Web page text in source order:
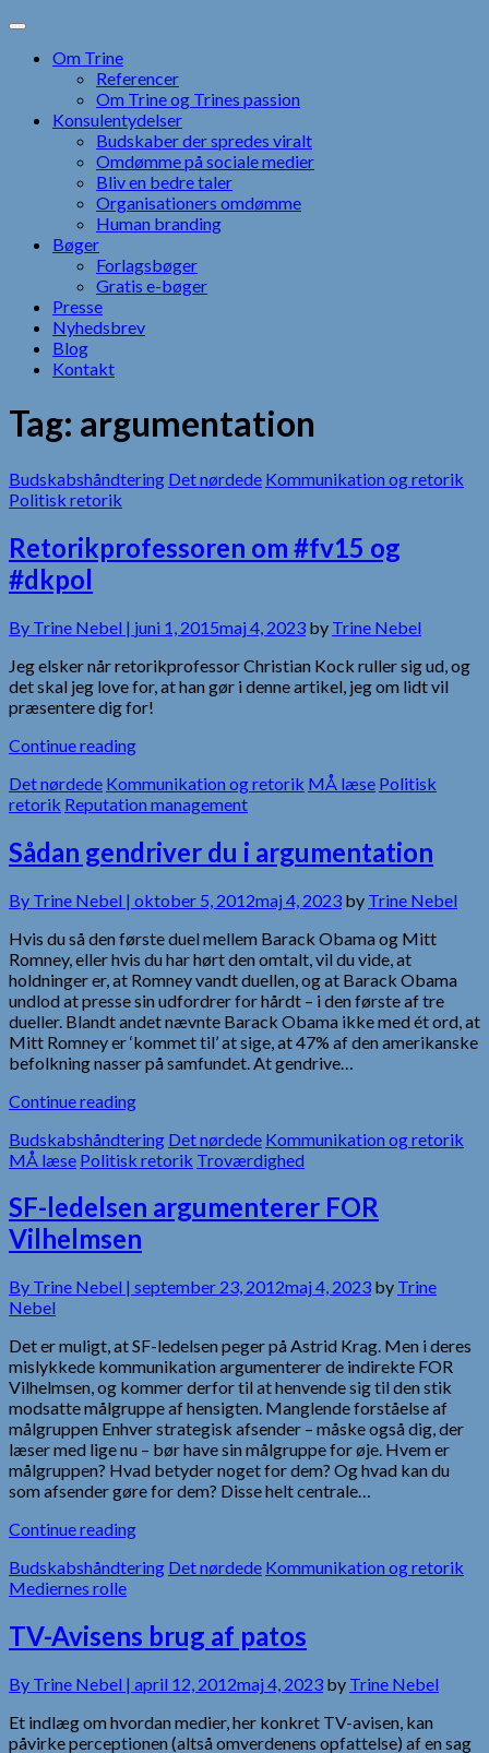
Skip
contentOm Trine
Referencer
Om Trine og Trines passion
Konsulentydelser
Budskaber der spredes viralt
Omdømme på sociale medier
Bliv en bedre taler
Organisationers omdømme
Human branding
Bøger
Forlagsbøger
Gratis e-bøger
Presse
Nyhedsbrev
Blog
Kontakt
Tag: argumentation
Budskabshåndtering Det nørdede Kommunikation og retorik
Politisk retorik
Retorikprofessoren om #fv15 og
#dkpol
By Trine Nebel | juni 1, 2015maj 4, 2023 by Trine Nebel
Jeg elsker når retorikprofessor Christian Kock ruller sig ud, og
det skal jeg love for, at han gør i denne artikel, jeg om lidt vil
præsentere dig for!
Continue reading
Det nørdede Kommunikation og retorik MÅ læse Politisk
retorik Reputation management
Sådan gendriver du i argumentation
By Trine Nebel | oktober 5, 2012maj 4, 2023 by Trine Nebel
Hvis du så den første duel mellem Barack Obama og Mitt
Romney, eller hvis du har hørt den omtalt, vil du vide, at
holdninger er, at Romney vandt duellen, og at Barack Obama
undlod at presse sin udfordrer for hårdt – i den første af tre
dueller. Blandt andet nævnte Barack Obama ikke med ét ord, at
Mitt Romney er ‘kommet til’ at sige, at 47% af den amerikanske
befolkning nasser på samfundet. At gendrive…
Continue reading
Budskabshåndtering Det nørdede Kommunikation og retorik
MÅ læse Politisk retorik Troværdighed
SF-ledelsen argumenterer FOR
Vilhelmsen
By Trine Nebel | september 23, 2012maj 4, 2023 by Trine
Nebel
Det er muligt, at SF-ledelsen peger på Astrid Krag. Men i deres
mislykkede kommunikation argumenterer de indirekte FOR
Vilhelmsen, og kommer derfor til at henvende sig til den stik
modsatte målgruppe af hensigten. Manglende forståelse af
målgruppen Enhver strategisk afsender – måske også dig, der
læser med lige nu – bør have sin målgruppe for øje. Hvem er
målgruppen? Hvad betyder noget for dem? Og hvad kan du
som afsender gøre for dem? Disse helt centrale…
Continue reading
Budskabshåndtering Det nørdede Kommunikation og retorik
Mediernes rolle
TV-Avisens brug af patos
By Trine Nebel | april 12, 2012maj 4, 2023 by Trine Nebel
Et indlæg om hvordan medier, her konkret TV-avisen, kan
påvirke perceptionen (altså omverdenens opfattelse) af en sag